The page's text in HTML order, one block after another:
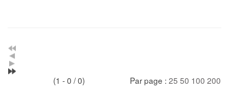
(1 - 0 / 0) Par page : 25 50 100 200